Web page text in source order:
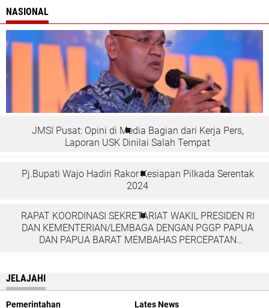
NASIONAL
JMSI Pusat: Opini di Media Bagian dari Kerja Pers,
Laporan USK Dinilai Salah Tempat
Pj.Bupati Wajo Hadiri Rakor Kesiapan Pilkada Serentak
2024
RAPAT KOORDINASI SEKRETARIAT WAKIL PRESIDEN RI
DAN KEMENTERIAN/LEMBAGA DENGAN PGGP PAPUA
DAN PAPUA BARAT MEMBAHAS PERCEPATAN
JELAJAHI
Pemerintahan Lates News